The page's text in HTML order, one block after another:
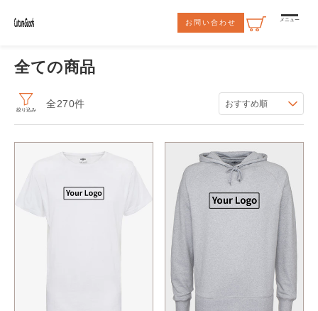
ンツに
進む
お問い合わせ メニュー
全ての商品
絞り込み
全270件 おすすめ順